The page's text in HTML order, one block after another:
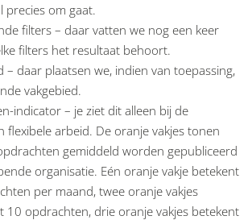
precies om gaat.
filters – daar vatten we nog een keer
filters het resultaat behoort.
– daar plaatsen we, indien van toepassing,
vakgebied.
indicator – je ziet dit alleen bij de
flexibele arbeid. De oranje vakjes tonen
gemiddeld worden gepubliceerd
organisatie. Eén oranje vakje betekent
per maand, twee oranje vakjes
10 opdrachten, drie oranje vakjes betekent